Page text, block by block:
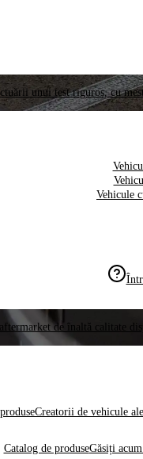
unui test riguros, cu
Vehicule
de înaltă calitate
Creatorii de vehicule
Catalog de produseGăsiți